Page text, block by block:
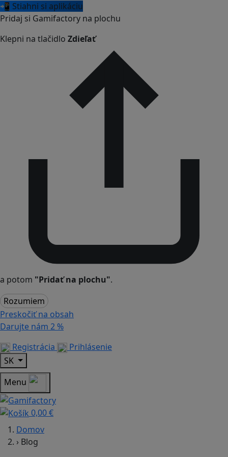
📲 Stiahni si aplikáciu
Pridaj si Gamifactory na plochu
Klepni na tlačidlo Zdieľať
a potom "Pridať na plochu".
Rozumiem
Preskočiť na obsah
Darujte nám 2 %
Registrácia
Prihlásenie
SK
Menu
0,00 €
Domov
› Blog